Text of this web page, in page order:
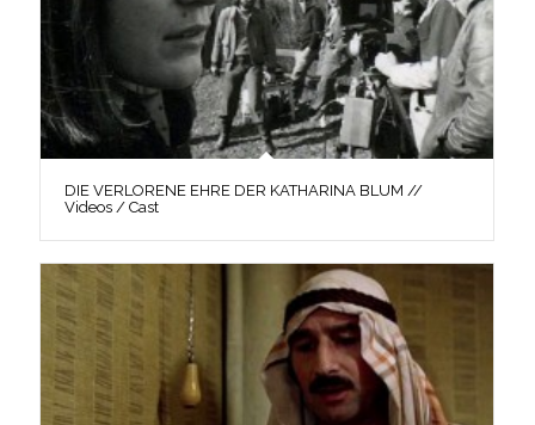
DIE VERLORENE EHRE DER KATHARINA BLUM //
Videos / Cast